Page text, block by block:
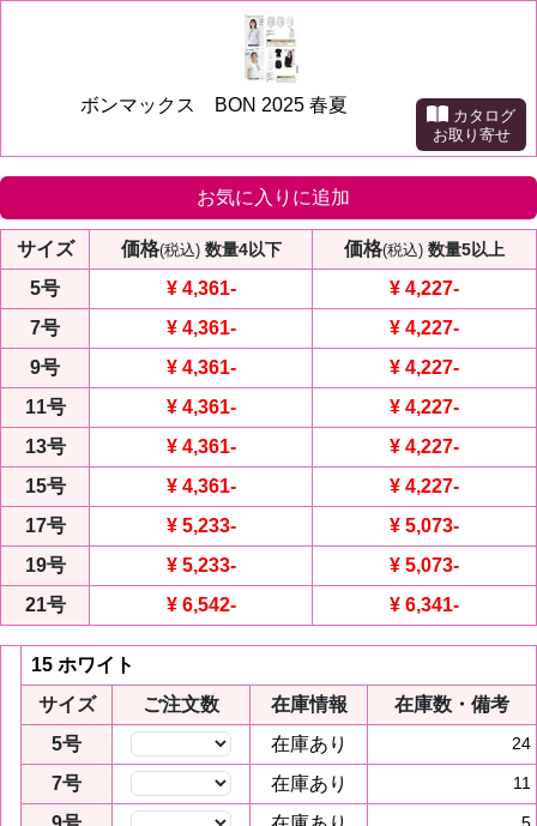
ボンマックス BON 2025 春夏
カタログ
お取り寄せ
お気に入りに追加
サイズ 価格(税込) 数量4以下 価格(税込) 数量5以上
5号 ¥ 4,361- ¥ 4,227-
7号
¥ 4,361- ¥ 4,227-
9号
¥ 4,361- ¥ 4,227-
11号
¥ 4,361- ¥ 4,227-
13号
¥ 4,361- ¥ 4,227-
15号
¥ 4,361- ¥ 4,227-
17号
¥ 5,233- ¥ 5,073-
19号
¥ 5,233- ¥ 5,073-
21号
¥ 6,542- ¥ 6,341-
15 ホワイト
サイズ
ご注文数 在庫情報
在庫数・備考
5号
在庫あり 24
7号 在庫あり 11
5